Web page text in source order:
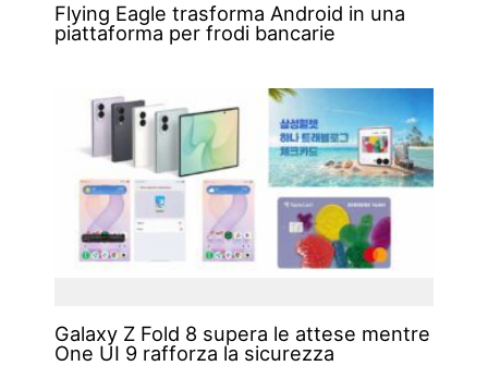
Flying Eagle trasforma Android in una
piattaforma per frodi bancarie
Galaxy Z Fold 8 supera le attese mentre
One UI 9 rafforza la sicurezza